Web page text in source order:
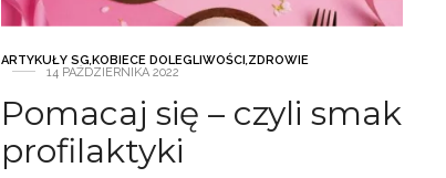
ARTYKUŁY SG,KOBIECE DOLEGLIWOŚCI ,ZDROWIE
14 PAŹDZIERNIKA 2022
Pomacaj się – czyli smak
profilaktyki